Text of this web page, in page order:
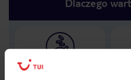
Lider niskich cen